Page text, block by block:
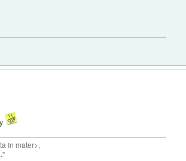
in mater>,